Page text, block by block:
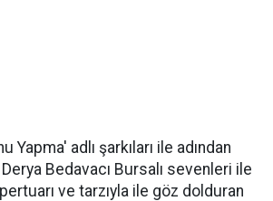
Yapma' adlı şarkıları ile adından
Bedavacı Bursalı sevenleri ile
ve tarzıyla ile göz dolduran